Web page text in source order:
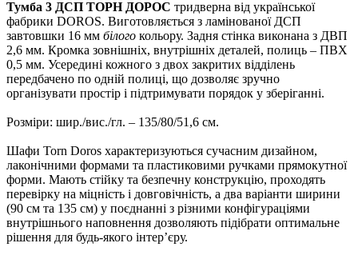
Тумба 3 ДСП ТОРН ДОРОС тридверна від української
фабрики DOROS. Виготовляється з ламінованої ДСП
завтовшки 16 мм білого кольору. Задня стінка виконана з ДВП
2,6 мм. Кромка зовнішніх, внутрішніх деталей, полиць – ПВХ
0,5 мм. Усередині кожного з двох закритих відділень
передбачено по одній полиці, що дозволяє зручно
організувати простір і підтримувати порядок у зберіганні.
Розміри: шир./вис./гл. – 135/80/51,6 см.
Шафи Torn Doros характеризуються сучасним дизайном,
лаконічними формами та пластиковими ручками прямокутної
форми. Мають стійку та безпечну конструкцію, проходять
перевірку на міцність і довговічність, а два варіанти ширини
(90 см та 135 см) у поєднанні з різними конфігураціями
внутрішнього наповнення дозволяють підібрати оптимальне
рішення для будь-якого інтер’єру.